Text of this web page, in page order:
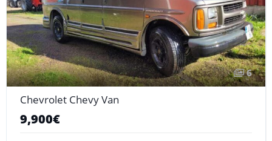
6
Chevrolet Chevy Van
9,900€